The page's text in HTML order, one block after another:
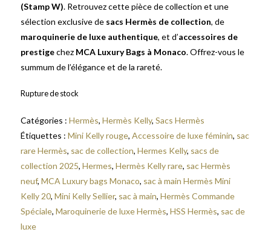
(Stamp W). Retrouvez cette pièce de collection et une
sélection exclusive de sacs Hermès de collection, de
maroquinerie de luxe authentique, et d’accessoires de
prestigechez MCA Luxury Bags à Monaco. Offrez-vous le
summum de l’élégance et de la rareté.
Rupture de stock
Catégories : Hermès, Hermès Kelly, Sacs Hermès
Étiquettes : Mini Kelly rouge, Accessoire de luxe féminin, sac
rare Hermès, sac de collection, Hermes Kelly, sacs de
collection 2025, Hermes, Hermès Kelly rare, sac Hermès
neuf, MCA Luxury bags Monaco, sac à main Hermès Mini
Kelly 20, Mini Kelly Sellier, sac à main, Hermès Commande
Spéciale, Maroquinerie de luxe Hermès, HSS Hermès, sac de
luxe